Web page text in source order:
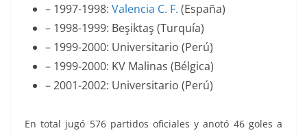
– 1997-1998: Valencia C. F. (España)
– 1998-1999: Beşiktaş (Turquía)
– 1999-2000: Universitario (Perú)
– 1999-2000: KV Malinas (Bélgica)
– 2001-2002: Universitario (Perú)
En total jugó 576 partidos oficiales y anotó 46 goles a